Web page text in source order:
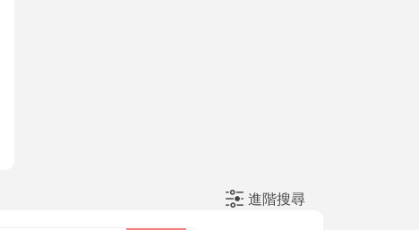
進階搜尋